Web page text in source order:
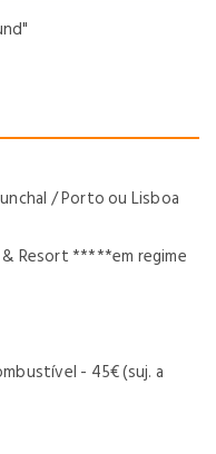
/ Porto ou Lisboa
Resort *****em regime
- 45€ (suj. a